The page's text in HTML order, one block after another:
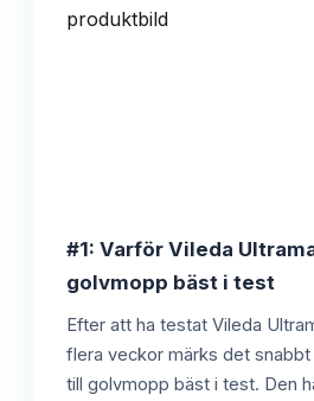
#1: Varför Vileda
golvmopp bäst i test
Efter att ha testat Vileda
flera veckor märks det
till golvmopp bäst i test. Den